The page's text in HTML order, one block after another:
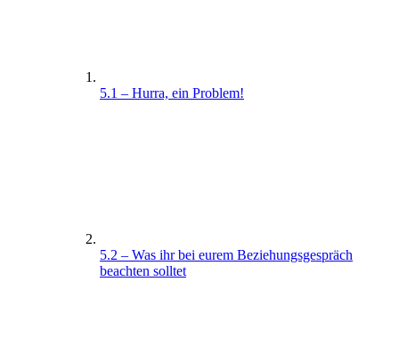
5.1 – Hurra, ein Problem!
5.2 – Was ihr bei eurem Beziehungsgespräch
beachten solltet